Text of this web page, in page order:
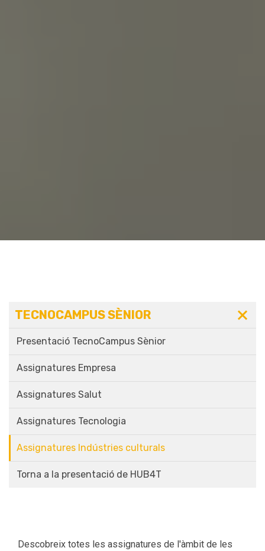
TECNOCAMPUS SÈNIOR
Presentació TecnoCampus Sènior
Assignatures Empresa
Assignatures Salut
Assignatures Tecnologia
Assignatures Indústries culturals
Torna a la presentació de HUB4T
Descobreix totes les assignatures de l'àmbit de les